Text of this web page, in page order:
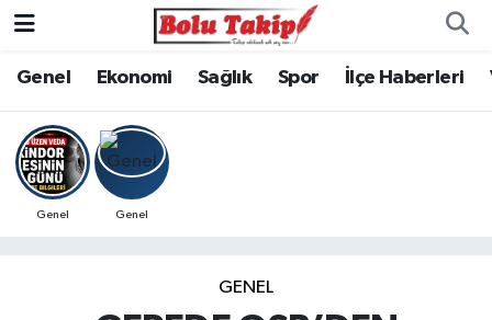
Genel Ekonomi Sağlık Spor İlçe Haberleri
Genel Genel
GENEL